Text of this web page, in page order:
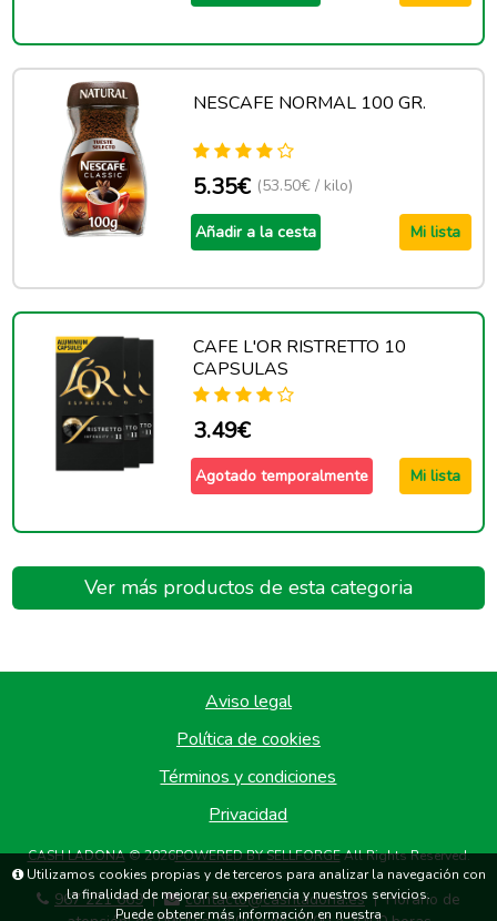
NESCAFE NORMAL 100 GR.
5.35€ (53.50€ / kilo)
Añadir a la cesta Mi lista
CAFE L'OR RISTRETTO 10
CAPSULAS
3.49€
Agotado temporalmente Mi lista
Ver más productos de esta categoria
Aviso legal
Política de cookies
Términos y condiciones
Privacidad
CASH LADONA© 2026POWERED BY SELLFORGEAll Rights Reserved.
967 221 669 | contacto@cashladona.es | Horario de
Utilizamos cookies propias y de terceros para analizar la navegación con
la finalidad de mejorar su experiencia y nuestros servicios.
Puede obtener más información en nuestra